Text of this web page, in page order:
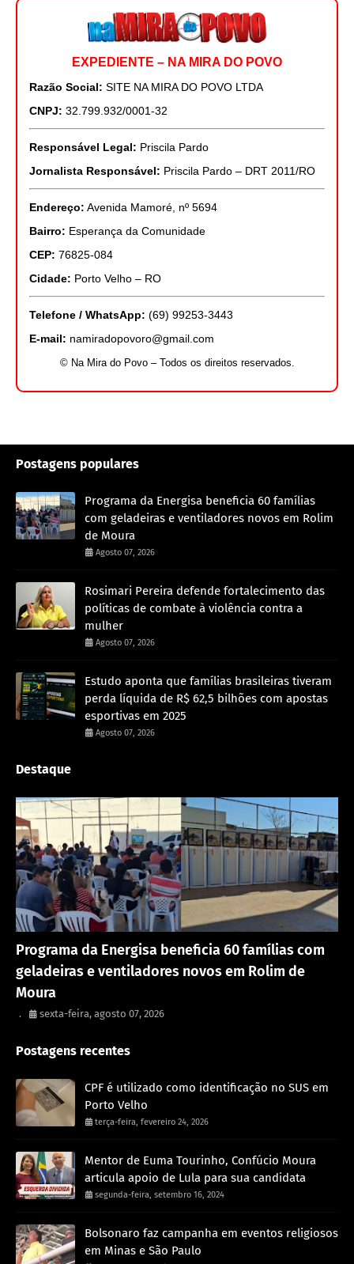
EXPEDIENTE – NA MIRA DO POVO
Razão Social: SITE NA MIRA DO POVO LTDA
CNPJ: 32.799.932/0001-32
Responsável Legal: Priscila Pardo
Jornalista Responsável: Priscila Pardo – DRT 2011/RO
Endereço: Avenida Mamoré, nº 5694
Bairro: Esperança da Comunidade
CEP: 76825-084
Cidade: Porto Velho – RO
Telefone / WhatsApp: (69) 99253-3443
E-mail: namiradopovoro@gmail.com
© Na Mira do Povo – Todos os direitos reservados.
Postagens populares
Programa da Energisa beneficia 60 famílias
com geladeiras e ventiladores novos em Rolim
de Moura
Agosto 07, 2026
Rosimari Pereira defende fortalecimento das
políticas de combate à violência contra a
mulher
Agosto 07, 2026
Estudo aponta que famílias brasileiras tiveram
perda líquida de R$ 62,5 bilhões com apostas
esportivas em 2025
Agosto 07, 2026
Destaque
Programa da Energisa beneficia 60 famílias com
geladeiras e ventiladores novos em Rolim de
Moura
. sexta-feira, agosto 07, 2026
Postagens recentes
CPF é utilizado como identificação no SUS em
Porto Velho
terça-feira, fevereiro 24, 2026
Mentor de Euma Tourinho, Confúcio Moura
articula apoio de Lula para sua candidata
segunda-feira, setembro 16, 2024
Bolsonaro faz campanha em eventos religiosos
em Minas e São Paulo